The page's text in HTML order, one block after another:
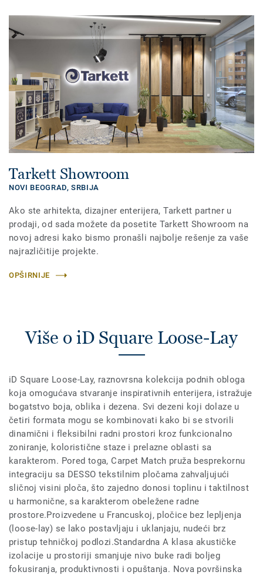
Tarkett Showroom
NOVI BEOGRAD,SRBIJA
Ako ste arhitekta, dizajner enterijera, Tarkett partner u
prodaji, od sada možete da posetite Tarkett Showroom na
novoj adresi kako bismo pronašli najbolje rešenje za vaše
najrazličitije projekte.
OPŠIRNIJE
Više o iD Square Loose-Lay
iD Square Loose-Lay, raznovrsna kolekcija podnih obloga
koja omogućava stvaranje inspirativnih enterijera, istražuje
bogatstvo boja, oblika i dezena. Svi dezeni koji dolaze u
četiri formata mogu se kombinovati kako bi se stvorili
dinamični i fleksibilni radni prostori kroz funkcionalno
zoniranje, koloristične staze i prelazne oblasti sa
karakterom. Pored toga, Carpet Match pruža besprekornu
integraciju sa DESSO tekstilnim pločama zahvaljujući
sličnoj visini ploča, što zajedno donosi toplinu i taktilnost
u harmonične, sa karakterom obeležene radne
prostore.Proizvedene u Francuskoj, pločice bez lepljenja
(loose-lay) se lako postavljaju i uklanjaju, nudeći brz
pristup tehničkoj podlozi.Standardna A klasa akustičke
izolacije u prostoriji smanjuje nivo buke radi boljeg
fokusiranja, produktivnosti i opuštanja. Nova površinska